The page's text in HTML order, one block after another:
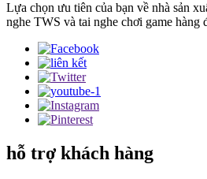
Lựa chọn ưu tiên của bạn về nhà sản
nghe TWS và tai nghe chơi game hàng
hỗ trợ khách hàng